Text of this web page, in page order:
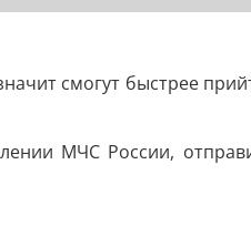
смогут быстрее
МЧС России,